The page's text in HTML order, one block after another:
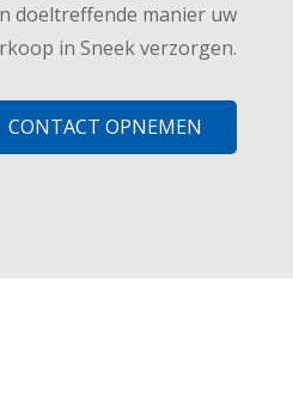
doeltreffende manier uw
in Sneek verzorgen.
CONTACT OPNEMEN